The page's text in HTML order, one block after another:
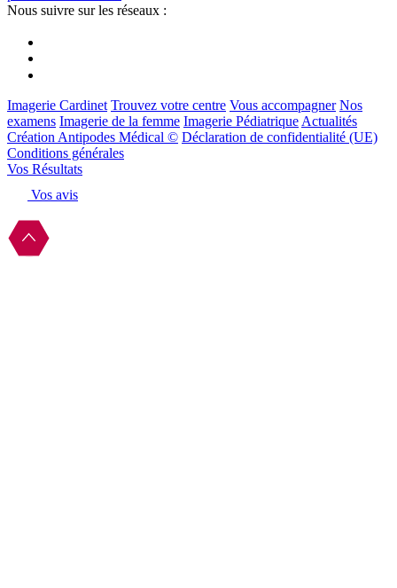
Nous suivre sur les réseaux :
Imagerie Cardinet Trouvez votre centre Vous accompagner Nos
examens Imagerie de la femme Imagerie Pédiatrique Actualités
Création Antipodes Médical © Déclaration de confidentialité (UE)
Conditions générales
Vos Résultats
Vos avis